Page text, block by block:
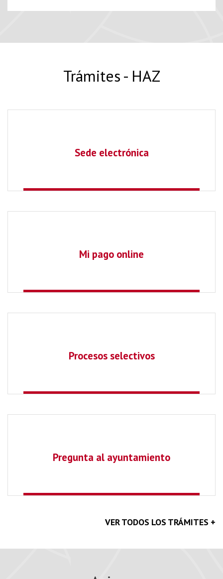
Trámites - HAZ
Sede electrónica
Mi pago online
Procesos selectivos
Pregunta al ayuntamiento
VER TODOS LOS TRÁMITES +